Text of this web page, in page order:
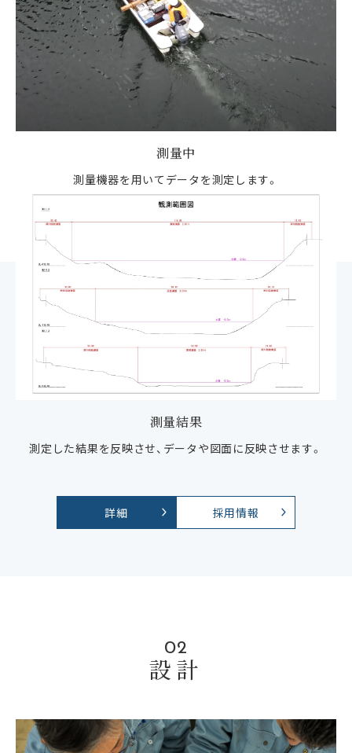
測量中
測量機器を用いてデータを測定します。
測量結果
測定した結果を反映させ、データや図面に反映させます。
詳細 採用情報
02
設計